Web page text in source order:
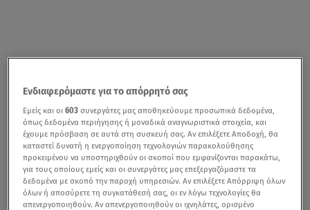
Ενδιαφερόμαστε για το απόρρητό σας
Εμείς και οι603 συνεργάτες μας αποθηκεύουμε προσωπικά δεδομένα,
όπως δεδομένα περιήγησης ή μοναδικά αναγνωριστικά στοιχεία, και
έχουμε πρόσβαση σε αυτά στη συσκευή σας. Αν επιλέξετε Αποδοχή, θα
καταστεί δυνατή η ενεργοποίηση τεχνολογιών παρακολούθησης
προκειμένου να υποστηριχθούν οι σκοποί που εμφανίζονται παρακάτω,
για τους οποίους εμείς και οι συνεργάτες μας επεξεργαζόμαστε τα
δεδομένα με σκοπό την παροχή υπηρεσιών. Αν επιλέξετε Απόρριψη όλων
όλων ή αποσύρετε τη συγκατάθεσή σας, οι εν λόγω τεχνολογίες θα
απενεργοποιηθούν. Αν απενεργοποιηθούν οι ιχνηλάτες, ορισμένο